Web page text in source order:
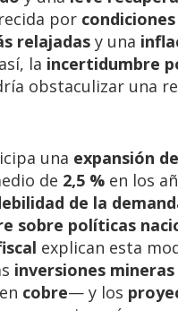
por condiciones
relajadas y una
la incertidumbre
obstaculizar una
una expansión
de 2,5 % en los
de la
sobre políticas
explican esta
inversiones mineras
cobre— y los